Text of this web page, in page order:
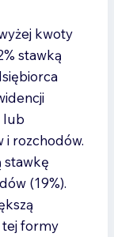
kwoty
stawką
lub
i rozchodów.
stawkę
(19%).
tej formy